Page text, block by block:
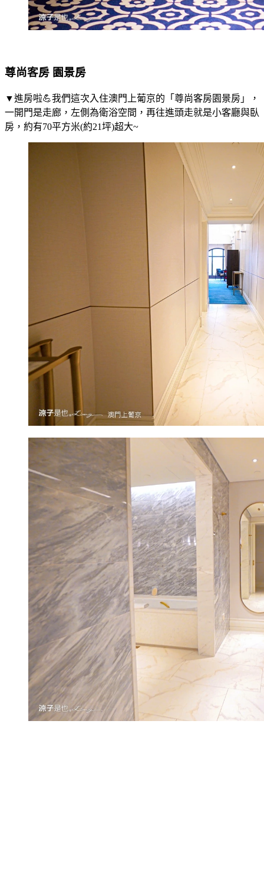
尊尚客房 園景房
▼進房啦💪我們這次入住澳門上葡京的「尊尚客房園景房」，
一開門是走廊，左側為衛浴空間，再往進頭走就是小客廳與臥
房，約有70平方米(約21坪)超大~